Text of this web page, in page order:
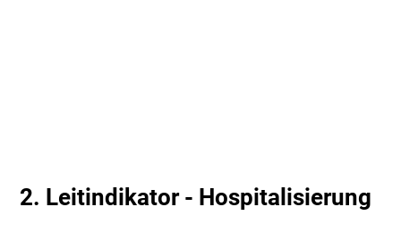
2. Leitindikator - Hospitalisierung